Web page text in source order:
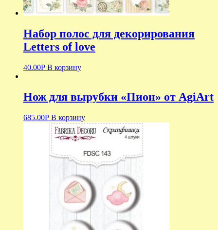
Набор полос для декорирования
Letters of love
40.00Р В корзину
Нож для вырубки «Пион» от AgiArt
685.00Р В корзину